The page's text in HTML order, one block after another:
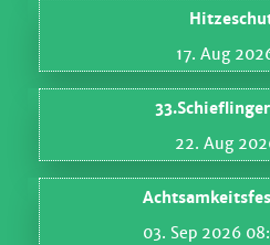
17. Aug
22. Aug
03. Sep 2026